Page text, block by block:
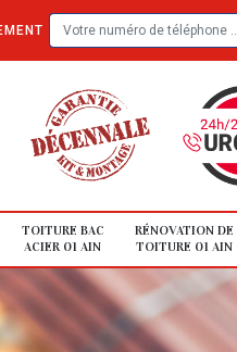
TOITURE BAC
ACIER 01 AIN
RÉNOVATION DE
TOITURE 01 AIN